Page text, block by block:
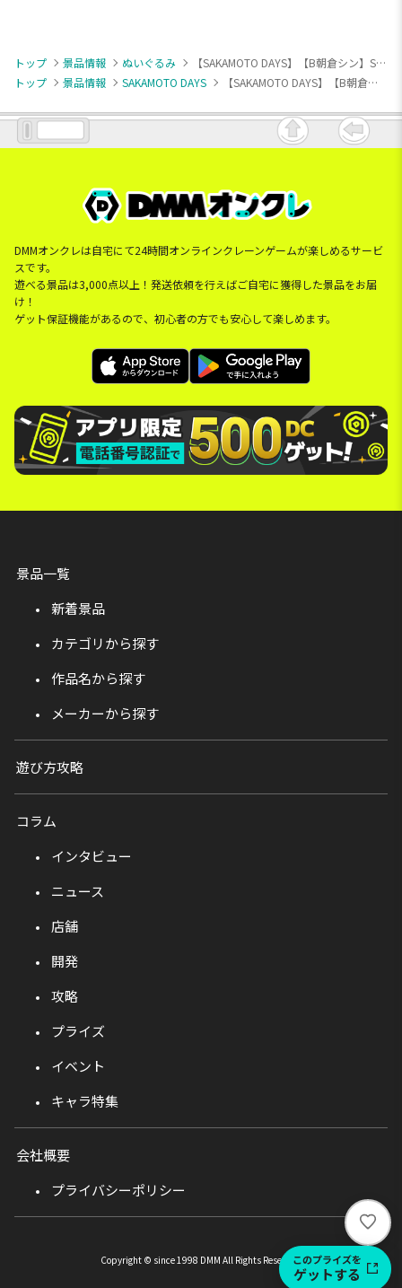
トップ 景品情報 ぬいぐるみ
【SAKAMOTO DAYS】【B朝倉シン】SAKAMOTO DAYS もふぐっとぬいぐるみ～坂本太郎＆朝倉シン～
トップ
景品情報 SAKAMOTO DAYS 【SAKAMOTO DAYS】【B朝倉シン】SAKAMOTO DAYS もふぐっとぬいぐるみ～坂本太郎＆朝倉シン～
DMMオンクレは自宅にて24時間オンラインクレーンゲームが楽しめるサービ
スです。
遊べる景品は3,000点以上！発送依頼を行えばご自宅に獲得した景品をお届
け！
ゲット保証機能があるので、初心者の方でも安心して楽しめます。
い
い
このプライズを
ゲットする
景品一覧
新着景品
カテゴリから探す
作品名から探す
メーカーから探す
遊び方攻略
コラム
インタビュー
ニュース
店舗
開発
攻略
プライズ
イベント
キャラ特集
会社概要
プライバシーポリシー
Copyright © since 1998 DMM All Rights Reserved.